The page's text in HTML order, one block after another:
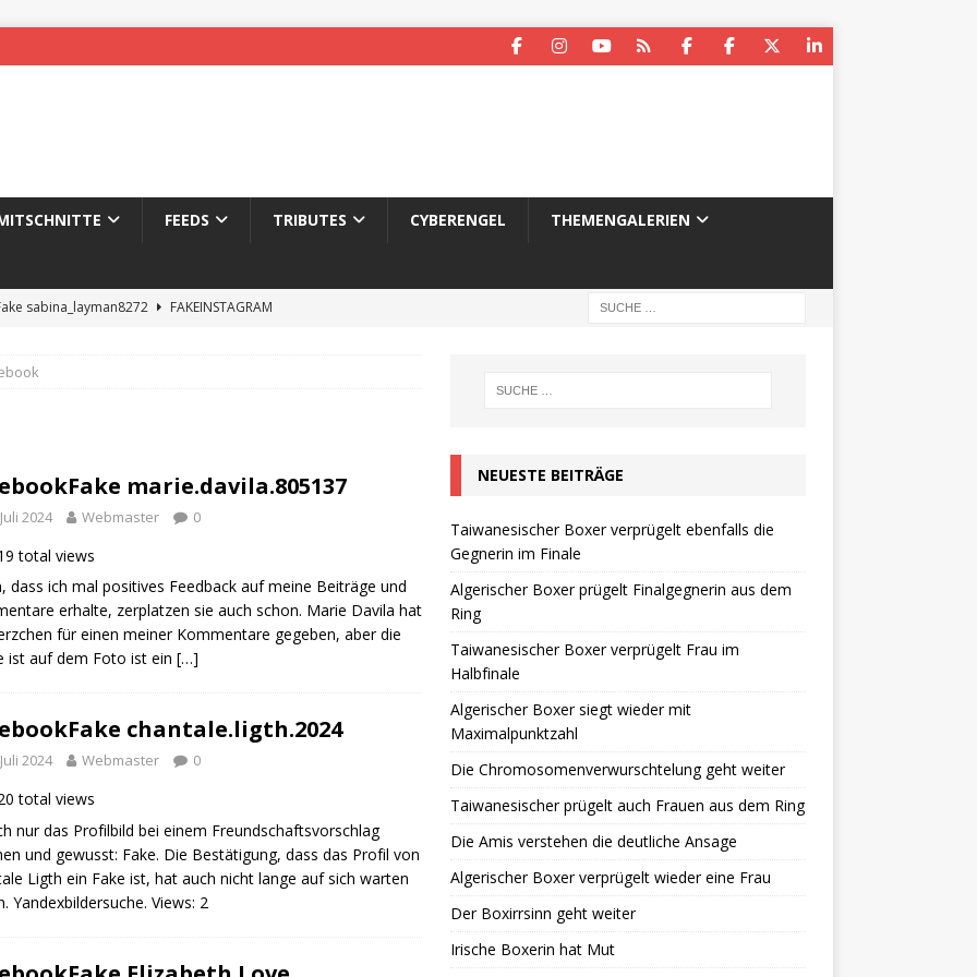
FEEDS TRIBUTES CYBERENGEL THEMENGALERIEN
sabina_layman8272
FAKEINSTAGRAM
Boxer siegt wieder mit Maximalpunktzahl
TAGESAUFREGER
geht weiter
DEUTSCHLAND eine Partei für mich
marie.davila.805137
2024 Webmaster 0
total views
dass ich mal positives Feedback auf meine Beiträge und
erhalte, zerplatzen sie auch schon. Marie Davila hat
für einen meiner Kommentare gegeben, aber die
ist auf dem Foto ist ein […]
chantale.ligth.2024
2024 Webmaster 0
total views
nur das Profilbild bei einem Freundschaftsvorschlag
und gewusst: Fake. Die Bestätigung, dass das Profil von
Ligth ein Fake ist, hat auch nicht lange auf sich warten
Yandexbildersuche. Views: 2
NEUESTE BEITRÄGE
Taiwanesischer Boxer verprügelt ebenfalls die
Gegnerin im Finale
Algerischer Boxer prügelt Finalgegnerin aus dem
Ring
Taiwanesischer Boxer verprügelt Frau im
Halbfinale
Algerischer Boxer siegt wieder mit
Maximalpunktzahl
Die Chromosomenverwurschtelung geht weiter
Taiwanesischer prügelt auch Frauen aus dem Ring
Die Amis verstehen die deutliche Ansage
Algerischer Boxer verprügelt wieder eine Frau
Der Boxirrsinn geht weiter
Irische Boxerin hat Mut